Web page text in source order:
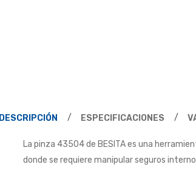
DESCRIPCIÓN ESPECIFICACIONES
La pinza 43504 de BESITA es una
donde se requiere manipular seguros